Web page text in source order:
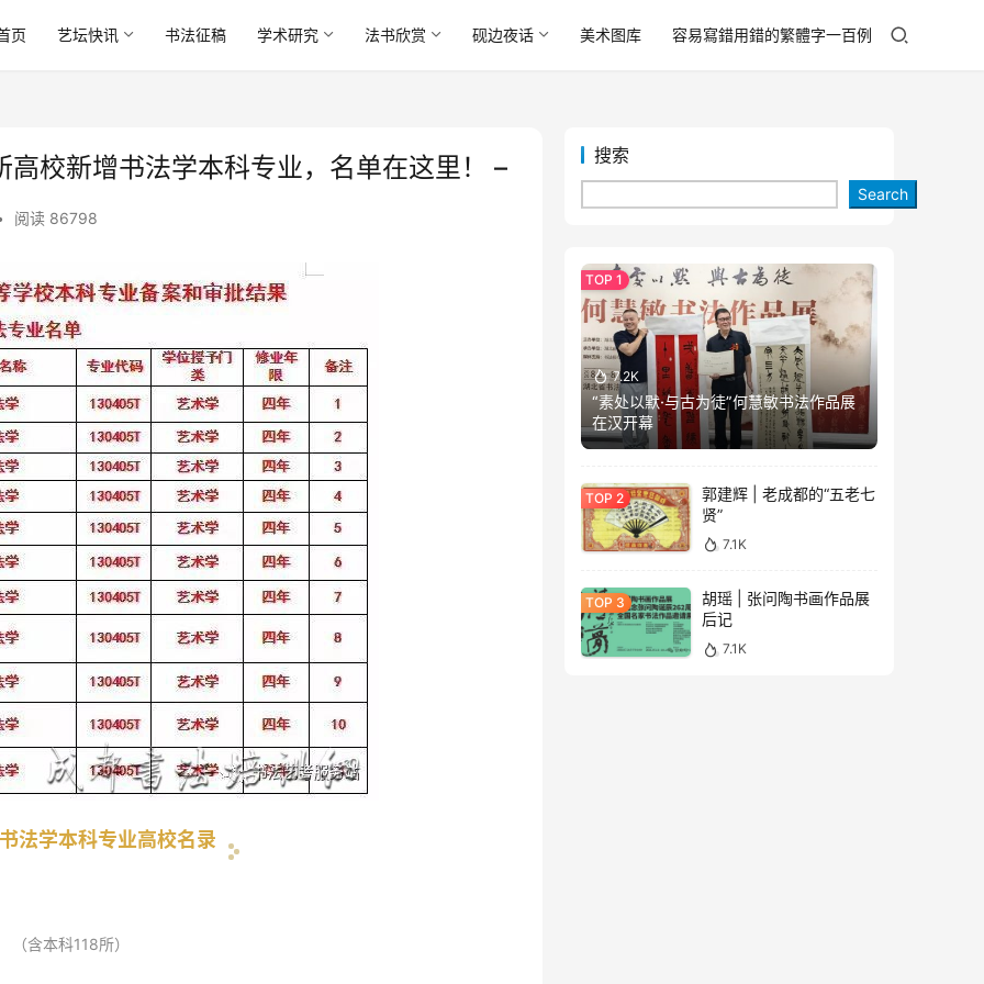
页 艺坛快讯 书法征稿 学术研究 法书欣赏 砚边夜话 美术图库 容易寫錯用錯的繁體字一百例
校新增书法学本科专业，名单在这里！ –
阅读 86798
法学本科专业高校名录
（含本科118所）
搜索
Search
7.2K
“素处以默·与古为徒”何慧敏书法作品展
在汉开幕
郭建辉 | 老成都的“五老七
贤”
7.1K
胡瑶 | 张问陶书画作品展
后记
7.1K